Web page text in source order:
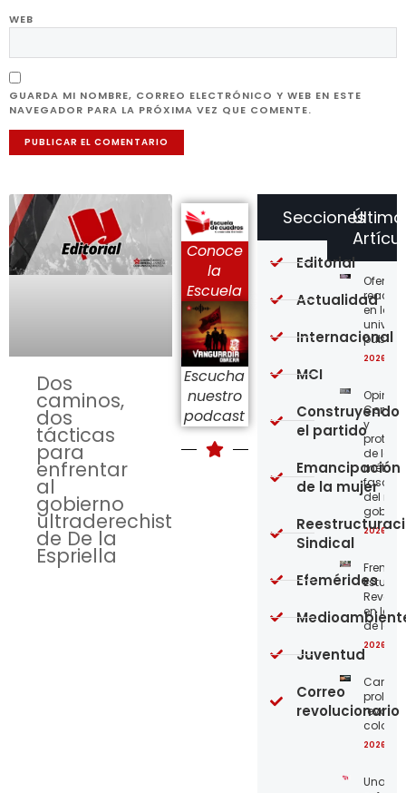
WEB
GUARDA MI NOMBRE, CORREO ELECTRÓNICO Y WEB EN ESTE
NAVEGADOR PARA LA PRÓXIMA VEZ QUE COMENTE.
Dos
caminos,
dos
tácticas
para
enfrentar
al
gobierno
ultraderechista
de De la
Espriella
Conoce
la
Escuela
Escucha
nuestro
podcast
en las
2026-
y
de los
del
2026-
Frente
en la
de los
2026-
Carta
2026-
Secciones
Editorial
Actualidad
Internacional
MCI
Construyendo
el partido
Emancipación
de la mujer
Sindical
Efemérides
Juventud
Correo
revolucionario